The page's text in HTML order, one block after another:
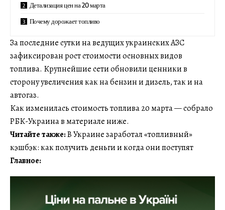
Детализация цен на 20 марта
Почему дорожает топливо
За последние сутки на ведущих украинских АЗС
зафиксирован рост стоимости основных видов
топлива. Крупнейшие сети обновили ценники в
сторону увеличения как на бензин и дизель, так и на
автогаз.
Как изменилась стоимость топлива 20 марта — собрало
РБК-Украина в материале ниже.
Читайте также:В Украине заработал «топливный»
кэшбэк: как получить деньги и когда они поступят
Главное: